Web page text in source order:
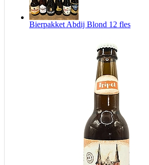
Bierpakket Abdij Blond 12 fles